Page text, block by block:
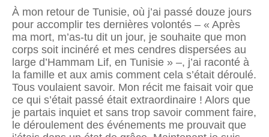
À mon retour de Tunisie, où j’ai passé douze jours
pour accomplir tes dernières volontés – « Après
ma mort, m’as-tu dit un jour, je souhaite que mon
corps soit incinéré et mes cendres dispersées au
large d’Hammam Lif, en Tunisie » –, j’ai raconté à
la famille et aux amis comment cela s’était déroulé.
Tous voulaient savoir. Mon récit me faisait voir que
ce qui s’était passé était extraordinaire ! Alors que
je partais inquiet et sans trop savoir comment faire,
le déroulement des événements me prouvait que